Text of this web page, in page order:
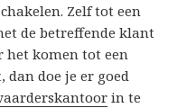
Zelf tot een
de betreffende klant
het komen tot een
doe je er goed
in te